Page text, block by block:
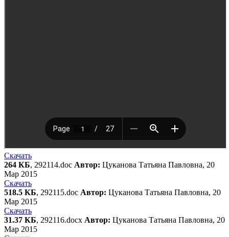
Скачать
264 КБ, 292114.doc Автор: Цуканова Татьяна Павловна, 20
Мар 2015
Скачать
518.5 КБ, 292115.doc Автор: Цуканова Татьяна Павловна, 20
Мар 2015
Скачать
31.37 КБ, 292116.docx Автор: Цуканова Татьяна Павловна, 20
Мар 2015